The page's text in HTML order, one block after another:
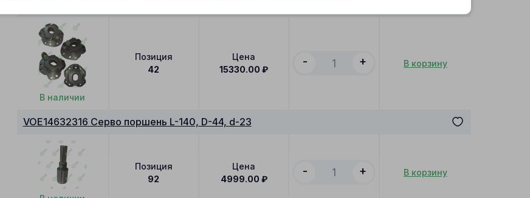
В наличии
Позиция
42
Цена
15330.00 ₽
- + В корзину
VOE14632316 Серво поршень L-140, D-44, d-23
Позиция
92
Цена
4999.00 ₽
- + В корзину